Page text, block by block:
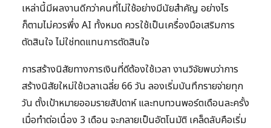
เหล่านี้มีผลงานดีกว่าคนที่ไม่ใช้อย่างมีนัยสำคัญ อย่างไร
ก็ตามไม่ควรพึ่ง AI ทั้งหมด ควรใช้เป็นเครื่องมือเสริมการ
ตัดสินใจ ไม่ใช่ทดแทนการตัดสินใจ
การสร้างนิสัยทางการเงินที่ดีต้องใช้เวลา งานวิจัยพบว่าการ
สร้างนิสัยใหม่ใช้เวลาเฉลี่ย 66 วัน ลองเริ่มบันทึกรายจ่ายทุก
วัน ตั้งเป้าหมายออมรายสัปดาห์ และทบทวนพอร์ตเดือนละครั้ง
เมื่อทำต่อเนื่อง 3 เดือน จะกลายเป็นอัตโนมัติ เคล็ดลับคือเริ่ม